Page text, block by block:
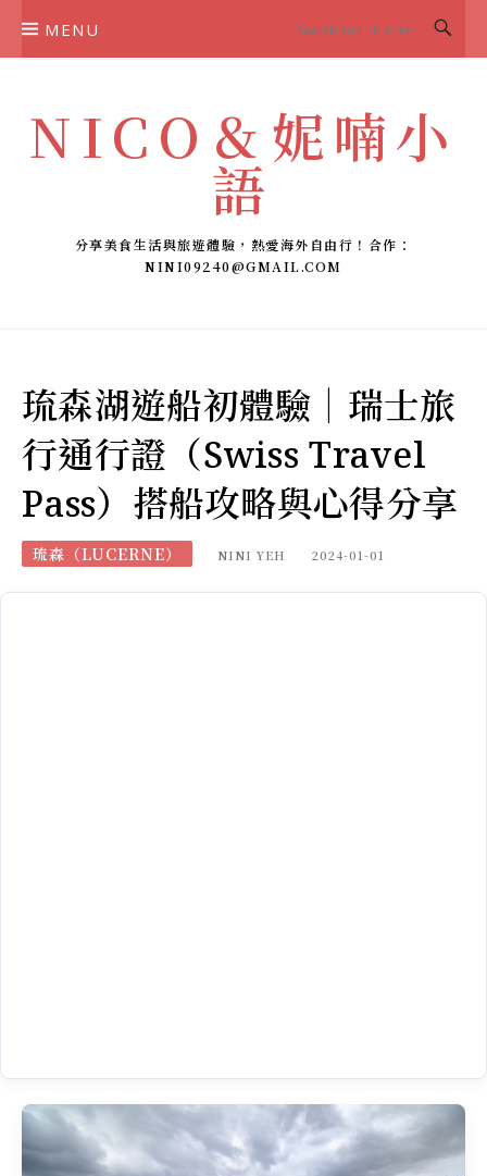
MENU
NICO＆妮喃小
語
分享美食生活與旅遊體驗，熱愛海外自由行！合作：
NINI09240@GMAIL.COM
琉森湖遊船初體驗｜瑞士旅
行通行證（Swiss Travel
Pass）搭船攻略與心得分享
琉森（LUCERNE） NINI YEH 2024-01-01